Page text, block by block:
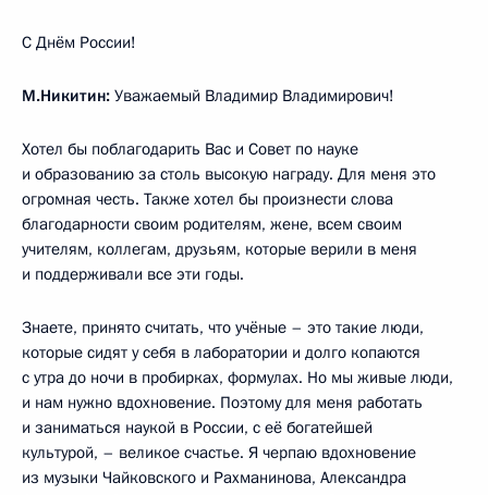
С Днём России!
М.Никитин: Уважаемый Владимир Владимирович!
Хотел бы поблагодарить Вас и Совет по науке
и образованию за столь высокую награду. Для меня это
огромная честь. Также хотел бы произнести слова
благодарности своим родителям, жене, всем своим
учителям, коллегам, друзьям, которые верили в меня
и поддерживали все эти годы.
Знаете, принято считать, что учёные – это такие люди,
которые сидят у себя в лаборатории и долго копаются
с утра до ночи в пробирках, формулах. Но мы живые люди,
и нам нужно вдохновение. Поэтому для меня работать
и заниматься наукой в России, с её богатейшей
культурой, – великое счастье. Я черпаю вдохновение
из музыки Чайковского и Рахманинова, Александра